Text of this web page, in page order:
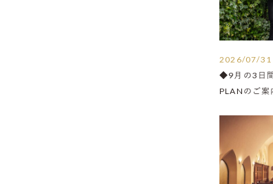
2026/07/31
◆9月の3日
PLANのご案